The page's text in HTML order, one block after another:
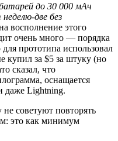
до 30 000 мАч
две без
восполнение этого
очень много — порядка
прототипа использовал
купил за $5 за штуку (но
сказал, что
оснащается
даже Lightning.
советуют повторять
это как минимум